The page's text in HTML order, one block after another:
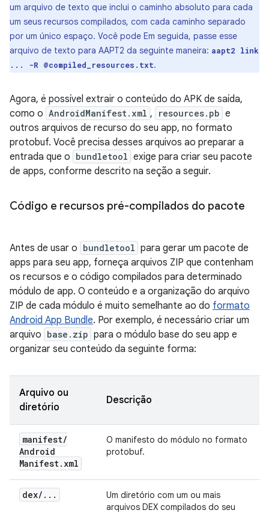
um arquivo de texto que inclui o caminho absoluto para cada
um seus recursos compilados, com cada caminho separado
por um único espaço. Você pode Em seguida, passe esse
arquivo de texto para AAPT2 da seguinte maneira: aapt2 link
... -R @compiled_resources.txt.
Agora, é possível extrair o conteúdo do APK de saída,
como o AndroidManifest.xml , resources.pb e
outros arquivos de recurso do seu app, no formato
protobuf. Você precisa desses arquivos ao preparar a
entrada que o bundletool exige para criar seu pacote
de apps, conforme descrito na seção a seguir.
Código e recursos pré-compilados do pacote
Antes de usar o bundletool para gerar um pacote de
apps para seu app, forneça arquivos ZIP que contenham
os recursos e o código compilados para determinado
módulo de app. O conteúdo e a organização do arquivo
ZIP de cada módulo é muito semelhante ao do formato
Android App Bundle. Por exemplo, é necessário criar um
arquivo base.zip para o módulo base do seu app e
organizar seu conteúdo da seguinte forma:
Arquivo ou
diretório
Descrição
manifest/
Android
Manifest. xml
O manifesto do módulo no formato
protobuf.
dex/ . . .
Um diretório com um ou mais
arquivos DEX compilados do seu